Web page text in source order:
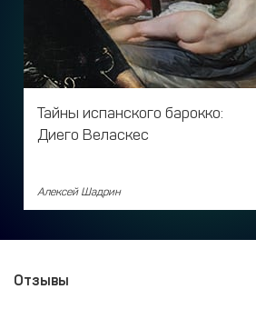
Тайны испанского барокко:
Диего Веласкес
Алексей Шадрин
Отзывы